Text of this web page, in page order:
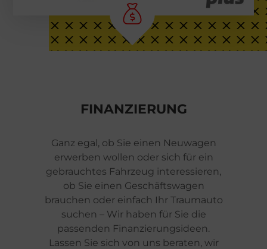
FINANZIERUNG
Ganz egal, ob Sie einen Neuwagen
erwerben wollen oder sich für ein
gebrauchtes Fahrzeug interessieren,
ob Sie einen Geschäftswagen
brauchen oder einfach Ihr Traumauto
suchen – Wir haben für Sie die
passenden Finanzierungsideen.
Lassen Sie sich von uns beraten, wir